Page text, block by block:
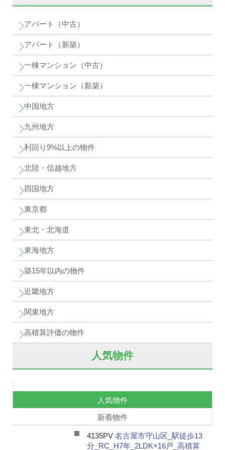
アパート（中古）
アパート（新築）
一棟マンション（中古）
一棟マンション（新築）
中国地方
九州地方
利回り9%以上の物件
北陸・信越地方
四国地方
東京都
東北・北海道
東海地方
築15年以内の物件
近畿地方
関東地方
高積算評価の物件
人気物件
人気物件
新着物件
4135PV 名古屋市守山区_駅徒歩13
分_RC_H7年_2LDK×16戸_高積算